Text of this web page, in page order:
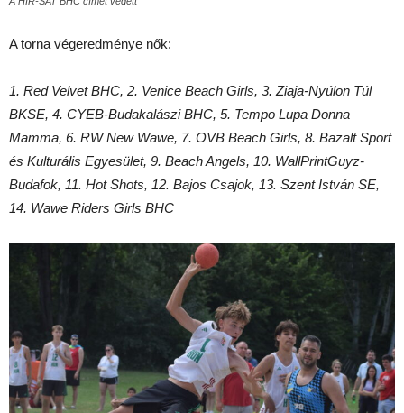
A torna végeredménye nők:
1. Red Velvet BHC, 2. Venice Beach Girls, 3. Ziaja-Nyúlon Túl
BKSE, 4. CYEB-Budakalászi BHC, 5. Tempo Lupa Donna
Mamma, 6. RW New Wawe, 7. OVB Beach Girls, 8. Bazalt Sport
és Kulturális Egyesület, 9. Beach Angels, 10. WallPrintGuyz-
Budafok, 11. Hot Shots, 12. Bajos Csajok, 13. Szent István SE,
14. Wawe Riders Girls BHC